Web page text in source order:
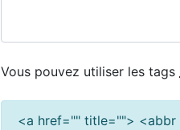
Vous pouvez utiliser les tags
<a href="" title="">